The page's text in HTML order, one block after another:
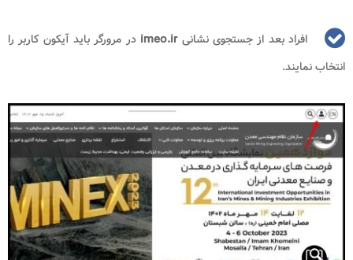
افراد بعد از جستجوی نشانی imeo.ir
در مرورگر باید آیکون کاربر را
انتخاب نمایند.